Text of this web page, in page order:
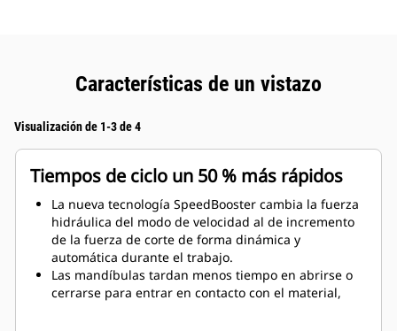
Características de un vistazo
Visualización de 1-3 de 4
Tiempos de ciclo un 50 % más rápidos
La nueva tecnología SpeedBooster cambia la fuerza
hidráulica del modo de velocidad al de incremento
de la fuerza de corte de forma dinámica y
automática durante el trabajo.
Las mandíbulas tardan menos tiempo en abrirse o
cerrarse para entrar en contacto con el material,